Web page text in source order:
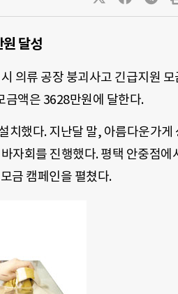
달성
의류 공장 붕괴사고 긴급지원 모
금액은 3628만원에 달한다.
치했다. 지난달 말, 아름다운가게
자회를 진행했다. 평택 안중점에
금 캠페인을 펼쳤다.